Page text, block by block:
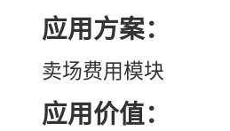
应用方案：
卖场费用模块
应用价值：